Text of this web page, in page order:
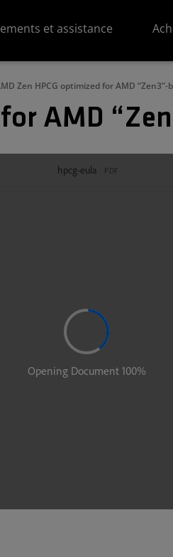
et assistance
Zen HPCG optimized for AMD “Zen3”-
AMD